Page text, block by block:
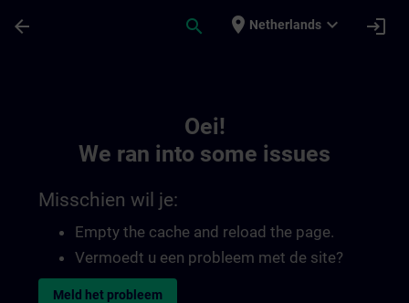
arrow_back search place Netherlands expand_more login
Oei!
We ran into some issues
Misschien wil je:
Empty the cache and reload the page.
Vermoedt u een probleem met de site?
Meld het probleem